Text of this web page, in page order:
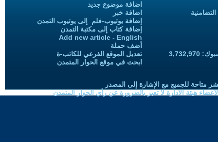
اضافة موضوع جديد
اضافة خبر
إضافة يوتيوب-فلم إلى يوتيوب التمدن
إضافة كتاب إلى مكتبة التمدن
Add new article - English
أضف حملة
تعديل الموقع الفرعي للكاتب-ة
ابحث في موقع الحوار المتمدن
متاحة للجميع مع الإشارة إلى المصدر
هيئة الادارة لا تعبر بالضرورة عن رأي الحوار المتمدن